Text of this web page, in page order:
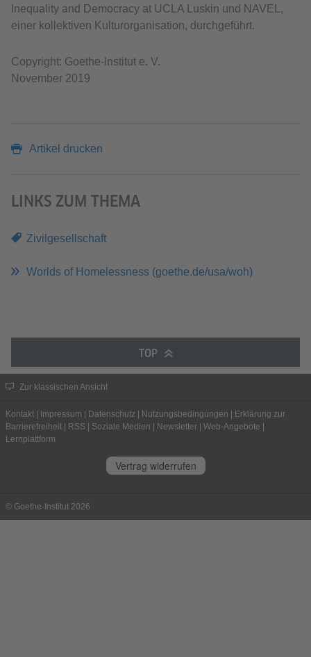
Inequality and Democracy at UCLA Luskin und NAVEL,
einer kollektiven Kulturorganisation, durchgeführt.
Copyright: Goethe-Institut e. V.
November 2019
Artikel drucken
LINKS ZUM THEMA
Zivilgesellschaft
Worlds of Homelessness (goethe.de/usa/woh)
TOP
Zur klassischen Ansicht
Kontakt Impressum Datenschutz Nutzungsbedingungen
Erklärung zur
Barrierefreiheit
RSS Soziale Medien Newsletter Web-Angebote
Lernplattform
Vertrag widerrufen
© Goethe-Institut 2026